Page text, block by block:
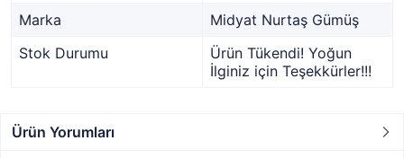
Marka
Midyat Nurtaş Gümüş
Stok Durumu
Ürün Tükendi! Yoğun
İlginiz için Teşekkürler!!!
Ürün Yorumları